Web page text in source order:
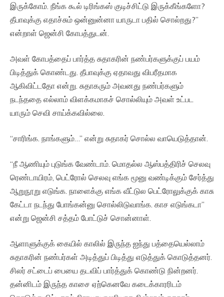
இருக்கோம். நீங்க கூல் டிரிங்கஸ் குடிச்சிட்டு இருக்கீங்களோ?
தீபாவுக்கு எதாச்சும் ஒன்னுன்னா யாருடா பதில் சொல்றது?”
என்றாள் ஜென்சி கோபத்துடன்.
அவள் கோபத்தைப் பார்த்த சுதாகரின் நண்பர்களுக்குப் பயம்
பிடித்துக் கொண்டது. தீபாவுக்கு ஏதாவது விபரீதமாக
ஆகிவிட்டதோ என்று. சுதாகரும் அவனது நண்பர்களும்
நடந்ததை எல்லாம் விளக்கமாகச் சொல்லியும் அவள் உட்பட
யாரும் செவி சாய்க்கவில்லை.
“சாரிங்க. நாங்களும்…” என்று சுதாகர் சொல்ல வாயெடுத்தான்.
“நீ ஆணியும் புடுங்க வேண்டாம். மொதல்ல ஆஸ்பத்திரிச் செலவு
ரெண்டாயிரம், பெட்ரோல் செலவு எங்க மூனு வண்டிக்கும் சேர்த்து
ஆறுநூறு எடுங்க. நாளைக்கு எங்க வீட்டுல பெட்ரோலுக்குக் காசு
கேட்டா நடந்து போங்கன்னு சொல்லிடுவாங்க. காச எடுங்கடா”
என்று ஜென்சி சத்தம் போட்டுச் சொன்னாள்.
ஆளாளுக்குக் கையில் காலில் இருந்த ஐந்து பத்தையெல்லாம்
சுதாகரின் நண்பர்கள் அடித்துப் பிடித்து எடுத்துக் கொடுத்தனர்.
சிலர் சட்டைப் பையை தடவிப் பார்த்துக் கொண்டு நின்றனர்.
தன்னிடம் இருந்த காசை ஏற்கெனவே கடைக்காரரிடம்